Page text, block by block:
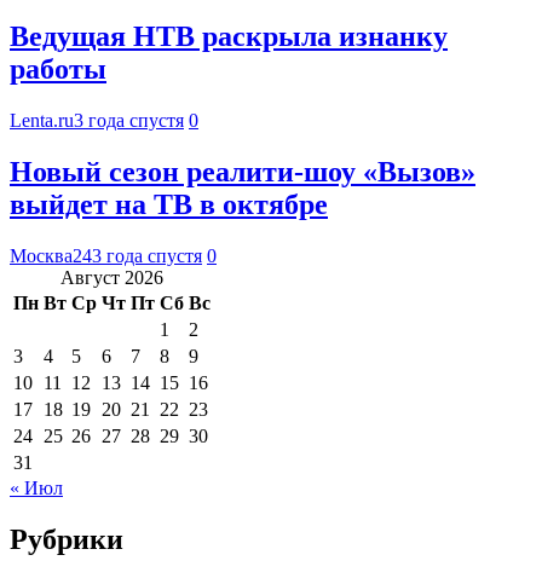
Ведущая НТВ раскрыла изнанку
работы
Lenta.ru3 года спустя 0
Новый сезон реалити-шоу «Вызов»
выйдет на ТВ в октябре
Москва243 года спустя 0
Август 2026
Пн Вт Ср Чт Пт Сб Вс
1
2
3
4 5 6 7 8
9
10 11 12 13 14 15 16
17 18 19 20 21 22 23
24 25 26 27 28 29 30
31
« Июл
Рубрики